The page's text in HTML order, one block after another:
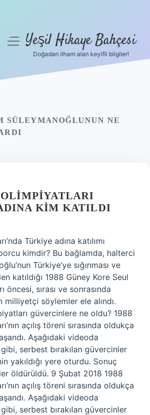
menüyüYeşil Hikaye Bahçesi
Doğadan ilham alan keyifli bilgiler!
SÜLEYMANOĞLUNUN NE
OLIMPIYATLARI
KIM KATILDI
Türkiye adına katılımı
kimdir? Bu bağlamda, halterci
Türkiye’ye sığınması ve
katıldığı 1988 Güney Kore Seul
öncesi, sırası ve sonrasında
milliyetçi söylemler ele alındı.
güvercinlere ne oldu? 1988
açılış töreni sırasında oldukça
Aşağıdaki videoda
serbest bırakılan güvercinler
yakıldığı yere oturdu. Sonuç
öldürüldü. 9 Şubat 2018 1988
açılış töreni sırasında oldukça
Aşağıdaki videoda
serbest bırakılan güvercinler